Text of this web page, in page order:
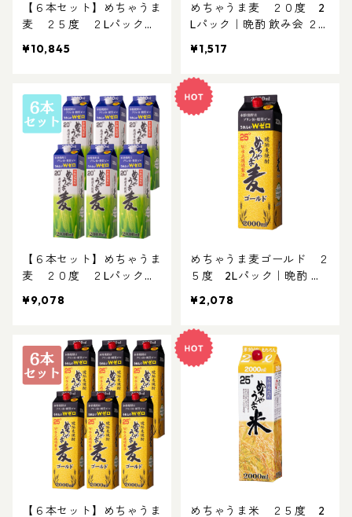
【６本セット】めちゃうま
麦 ２５度 ２Lパック｜
得な焼酎 2L焼酎 パック焼
¥10,845
めちゃうま麦 ２０度 2
Lパック｜晩酌 飲み会 ２L
焼酎
¥1,517
【６本セット】めちゃうま
麦 ２０度 ２Lパック｜
得な焼酎 2L焼酎 パック焼
¥9,078
めちゃうま麦ゴールド ２
５度 2Lパック｜晩酌 飲
酎 2L焼酎 パック焼酎 白麹
仕込み 琥珀焼酎
¥2,078
【６本セット】めちゃうま
めちゃうま米 ２５度 2